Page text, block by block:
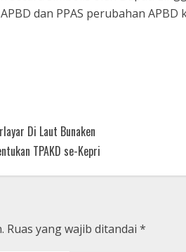
dan PPAS perubahan APBD
Di Laut Bunaken
TPAKD se-Kepri
Ruas yang wajib ditandai *